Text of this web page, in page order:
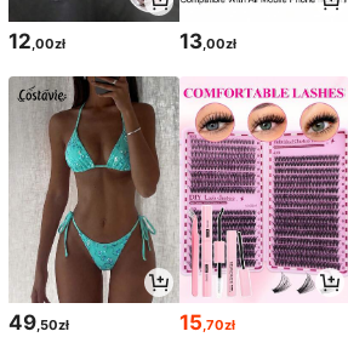
12 ,00zł 13,00zł
49,50zł 15,70zł